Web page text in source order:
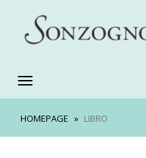
HOMEPAGE LIBRO